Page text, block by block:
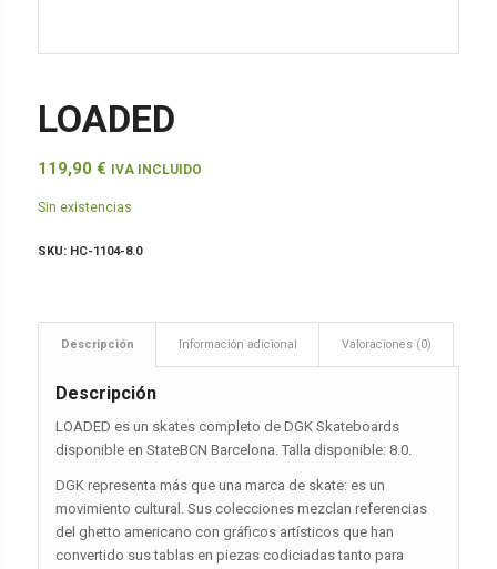
LOADED
119,90 € IVA INCLUIDO
Sin existencias
SKU: HC-1104-8.0
Descripción Información adicional Valoraciones (0)
Descripción
LOADED es un skates completo de DGK Skateboards
disponible en StateBCN Barcelona. Talla disponible: 8.0.
DGK representa más que una marca de skate: es un
movimiento cultural. Sus colecciones mezclan referencias
del ghetto americano con gráficos artísticos que han
convertido sus tablas en piezas codiciadas tanto para